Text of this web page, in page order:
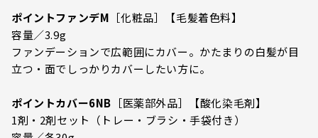
ポイントファンデM ［化粧品］【毛髪着色料】
容量／3.9g
ファンデーションで広範囲にカバー。かたまりの白髪が目
立つ・面でしっかりカバーしたい方に。
ポイントカバー6NB ［医薬部外品］【酸化染毛剤】
1剤・2剤セット（トレー・ブラシ・手袋付き）